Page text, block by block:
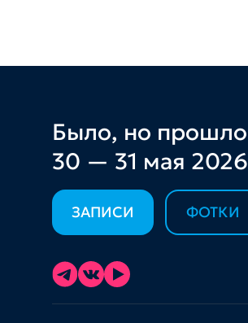
Было, но прошло
30 — 31 мая 2026
ЗАПИСИ ФОТКИ